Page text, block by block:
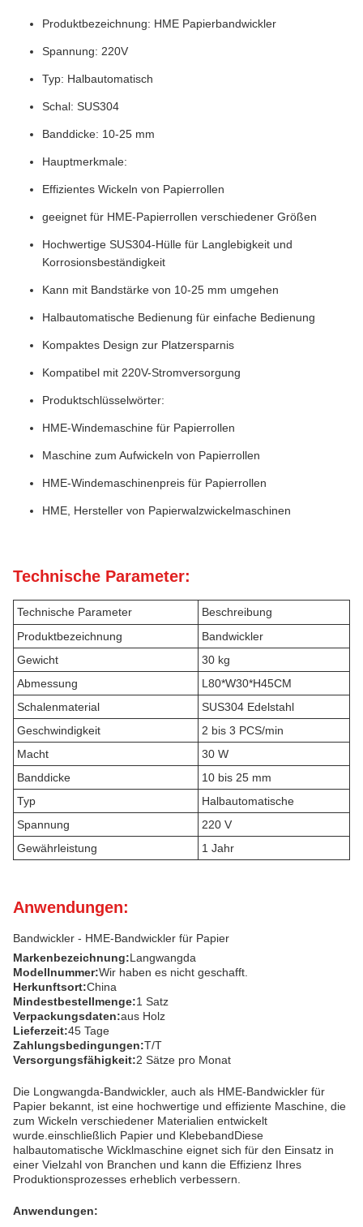
Produktbezeichnung: HME Papierbandwickler
Spannung: 220V
Typ: Halbautomatisch
Schal: SUS304
Banddicke: 10-25 mm
Hauptmerkmale:
Effizientes Wickeln von Papierrollen
geeignet für HME-Papierrollen verschiedener Größen
Hochwertige SUS304-Hülle für Langlebigkeit und
Korrosionsbeständigkeit
Kann mit Bandstärke von 10-25 mm umgehen
Halbautomatische Bedienung für einfache Bedienung
Kompaktes Design zur Platzersparnis
Kompatibel mit 220V-Stromversorgung
Produktschlüsselwörter:
HME-Windemaschine für Papierrollen
Maschine zum Aufwickeln von Papierrollen
HME-Windemaschinenpreis für Papierrollen
HME, Hersteller von Papierwalzwickelmaschinen
Technische Parameter:
Technische Parameter
Beschreibung
Produktbezeichnung
Bandwickler
Gewicht
30 kg
Abmessung
L80*W30*H45CM
Schalenmaterial
SUS304 Edelstahl
Geschwindigkeit
2 bis 3 PCS/min
Macht
30 W
Banddicke
10 bis 25 mm
Typ
Halbautomatische
Spannung
220 V
Gewährleistung
1 Jahr
Anwendungen:
Bandwickler - HME-Bandwickler für Papier
Markenbezeichnung:Langwangda
Modellnummer:Wir haben es nicht geschafft.
Herkunftsort:China
Mindestbestellmenge:1 Satz
Verpackungsdaten:aus Holz
Lieferzeit:45 Tage
Zahlungsbedingungen:T/T
Versorgungsfähigkeit:2 Sätze pro Monat
Die Longwangda-Bandwickler, auch als HME-Bandwickler für
Papier bekannt, ist eine hochwertige und effiziente Maschine, die
zum Wickeln verschiedener Materialien entwickelt
wurde.einschließlich Papier und KlebebandDiese
halbautomatische Wicklmaschine eignet sich für den Einsatz in
einer Vielzahl von Branchen und kann die Effizienz Ihres
Produktionsprozesses erheblich verbessern.
Anwendungen: